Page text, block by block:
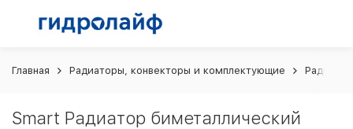
Главная Радиаторы, конвекторы и комплектующие
Smart Радиатор биметаллический